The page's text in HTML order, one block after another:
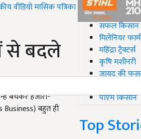
वीडियोमासिक पत्रिका
से बदले
बेचकर हजारों-
बहुत ही
#Top on Krishi
सफल किसान
मिलेनियर
महिंद्रा ट्रैक्टर्स
कृषि मशीनरी
जायद की
पीएम किसान
Top